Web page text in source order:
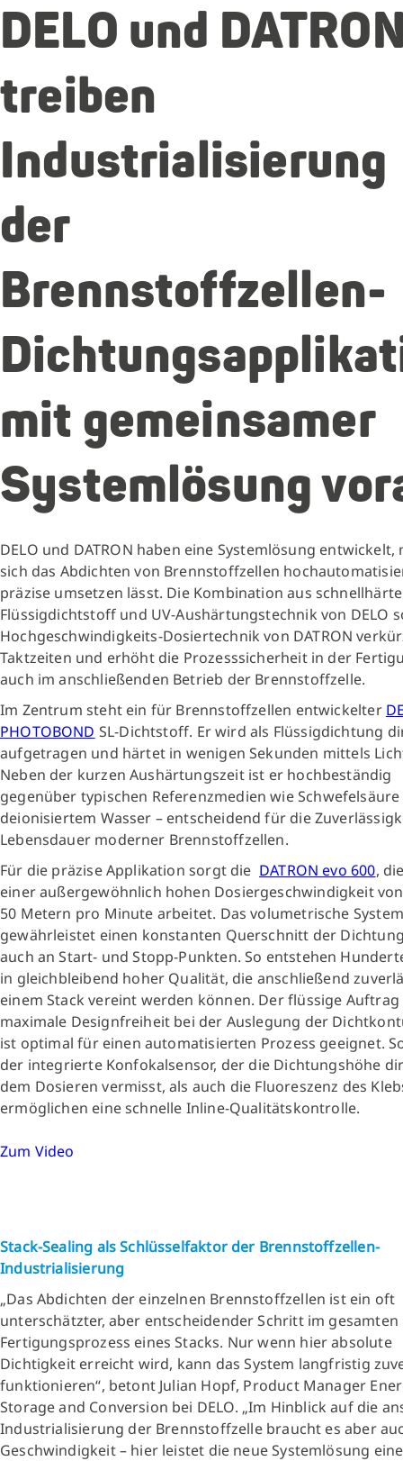
DELO und
treiben
Industrialisierung
der
Brennstoffzellen-
mit gemeinsamer
Systemlösung
DELO und DATRON haben eine Systemlösung entwickelt,
sich das Abdichten von Brennstoffzellen
präzise umsetzen lässt. Die Kombination aus
Flüssigdichtstoff und UV-Aushärtungstechnik von DELO
Hochgeschwindigkeits-Dosiertechnik von DATRON
Taktzeiten und erhöht die Prozesssicherheit in der
auch im anschließenden Betrieb der Brennstoffzelle.
Im Zentrum steht ein für Brennstoffzellen entwickelter
PHOTOBOND SL-Dichtstoff. Er wird als Flüssigdichtung
aufgetragen und härtet in wenigen Sekunden mittels
Neben der kurzen Aushärtungszeit ist er hochbeständig
gegenüber typischen Referenzmedien wie
deionisiertem Wasser – entscheidend für die
Lebensdauer moderner Brennstoffzellen.
Für die präzise Applikation sorgt die DATRON evo 600,
einer außergewöhnlich hohen Dosiergeschwindigkeit
50 Metern pro Minute arbeitet. Das volumetrische System
gewährleistet einen konstanten Querschnitt der
auch an Start- und Stopp-Punkten. So entstehen
in gleichbleibend hoher Qualität, die anschließend
einem Stack vereint werden können. Der flüssige
maximale Designfreiheit bei der Auslegung der
ist optimal für einen automatisierten Prozess geeignet.
der integrierte Konfokalsensor, der die Dichtungshöhe
dem Dosieren vermisst, als auch die Fluoreszenz des
ermöglichen eine schnelle Inline-Qualitätskontrolle.
Zum Video
Stack-Sealing als Schlüsselfaktor der Brennstoffzellen-
Industrialisierung
„Das Abdichten der einzelnen Brennstoffzellen ist ein oft
unterschätzter, aber entscheidender Schritt im gesamten
Fertigungsprozess eines Stacks. Nur wenn hier absolute
Dichtigkeit erreicht wird, kann das System langfristig
funktionieren“, betont Julian Hopf, Product Manager
Storage and Conversion bei DELO. „Im Hinblick auf die
Industrialisierung der Brennstoffzelle braucht es aber
Geschwindigkeit – hier leistet die neue Systemlösung